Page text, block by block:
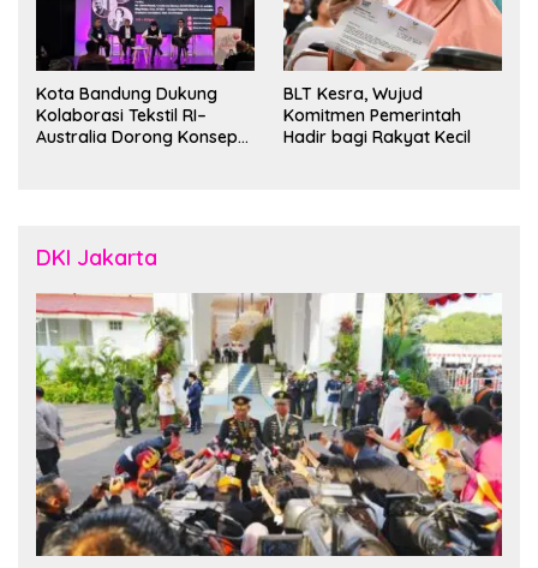
Kota Bandung Dukung
Kolaborasi Tekstil RI–
Australia Dorong Konsep
BLT Kesra, Wujud
Komitmen Pemerintah
Hadir bagi Rakyat Kecil
DKI Jakarta